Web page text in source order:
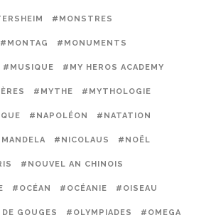
#MONSTRES
#MONTAG #MONUMENTS
#MUSIQUE #MY HEROS ACADEMY
#MYTHE #MYTHOLOGIE
#NAPOLÉON #NATATION
#NICOLAUS #NOËL
#NOUVEL AN CHINOIS
#OCÉAN #OCÉANIE #OISEAU
GOUGES #OLYMPIADES #OMEGA